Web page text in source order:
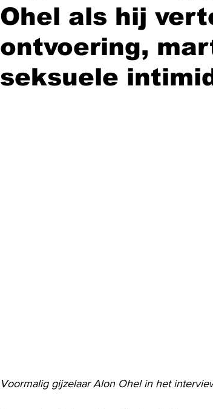
Ohel als hij
ontvoering,
seksuele
Voormalig gijzelaar Alon Ohel in het